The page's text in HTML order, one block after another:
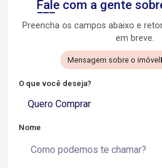
Fale com a gente
Preencha os campos abaixo e
em breve.
Mensagem sobre o imóvel
O que você deseja?
Quero Comprar
Nome